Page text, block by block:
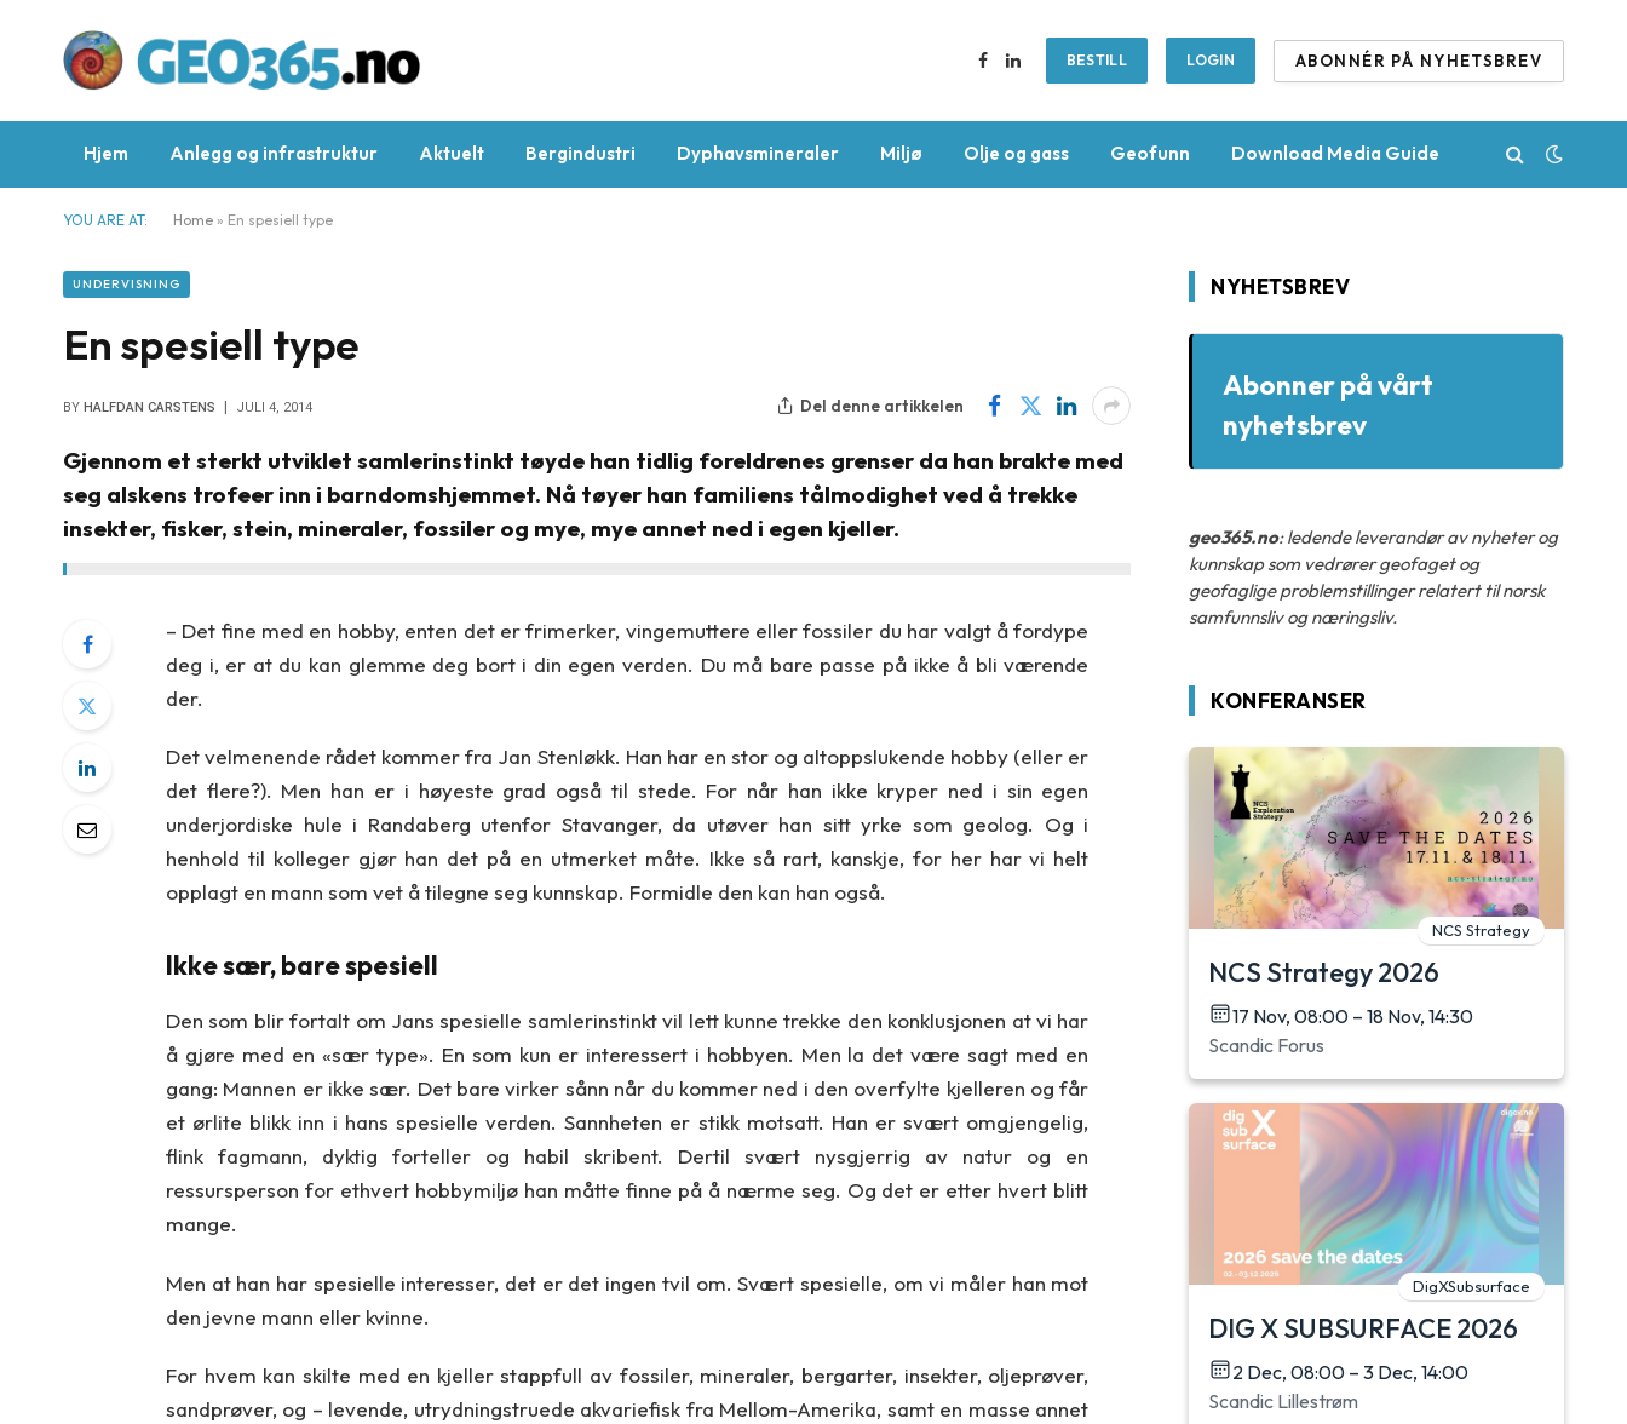
Facebook
LinkedInBESTILL LOGIN ABONNÉR PÅ NYHETSBREV
Hjem Anlegg og infrastruktur Aktuelt Bergindustri Dyphavsmineraler Miljø Olje og gass Geofunn Download Media Guide
YOU ARE AT: Home » En spesiell type
UNDERVISNING
En spesiell type
BY HALFDAN CARSTENS JULI 4, 2014 Del denne artikkelen
Gjennom et sterkt utviklet samlerinstinkt tøyde han tidlig foreldrenes grenser da han brakte med
seg alskens trofeer inn i barndomshjemmet. Nå tøyer han familiens tålmodighet ved å trekke
insekter, fisker, stein, mineraler, fossiler og mye, mye annet ned i egen kjeller.
– Det fine med en hobby, enten det er frimerker, vingemuttere eller fossiler du har valgt å fordype
deg i, er at du kan glemme deg bort i din egen verden. Du må bare passe på ikke å bli værende
der.
Det velmenende rådet kommer fra Jan Stenløkk. Han har en stor og altoppslukende hobby (eller er
det flere?). Men han er i høyeste grad også til stede. For når han ikke kryper ned i sin egen
underjordiske hule i Randaberg utenfor Stavanger, da utøver han sitt yrke som geolog. Og i
henhold til kolleger gjør han det på en utmerket måte. Ikke så rart, kanskje, for her har vi helt
opplagt en mann som vet å tilegne seg kunnskap. Formidle den kan han også.
Ikke sær, bare spesiell
Den som blir fortalt om Jans spesielle samlerinstinkt vil lett kunne trekke den konklusjonen at vi har
å gjøre med en «sær type». En som kun er interessert i hobbyen. Men la det være sagt med en
gang: Mannen er ikke sær. Det bare virker sånn når du kommer ned i den overfylte kjelleren og får
et ørlite blikk inn i hans spesielle verden. Sannheten er stikk motsatt. Han er svært omgjengelig,
flink fagmann, dyktig forteller og habil skribent. Dertil svært nysgjerrig av natur og en
ressursperson for ethvert hobbymiljø han måtte finne på å nærme seg. Og det er etter hvert blitt
mange.
Men at han har spesielle interesser, det er det ingen tvil om. Svært spesielle, om vi måler han mot
den jevne mann eller kvinne.
For hvem kan skilte med en kjeller stappfull av fossiler, mineraler, bergarter, insekter, oljeprøver,
sandprøver, og – levende, utrydningstruede akvariefisk fra Mellom-Amerika, samt en masse annet
NYHETSBREV
Abonner på vårt
nyhetsbrev
geo365.no: ledende leverandør av nyheter og
kunnskap som vedrører geofaget og
geofaglige problemstillinger relatert til norsk
samfunnsliv og næringsliv.
KONFERANSER
NCS Strategy
NCS Strategy 2026
17 Nov, 08:00 – 18 Nov, 14:30
Scandic Forus
DigXSubsurface
DIG X SUBSURFACE 2026
2 Dec, 08:00 – 3 Dec, 14:00
Scandic Lillestrøm